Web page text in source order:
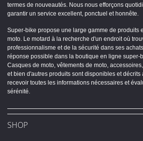
termes de nouveautés. Nous nous efforçons
garantir un service excellent, ponctuel et honnête.
Super-bike propose une large gamme de produits
moto. Le motard à la recherche d'un endroit où
professionnalisme et de la sécurité dans ses
réponse possible dans la boutique en ligne super-
Casques de moto, vêtements de moto,
et bien d'autres produits sont disponibles et décrits
recevoir toutes les informations nécessaires et
sérénité.
SHOP